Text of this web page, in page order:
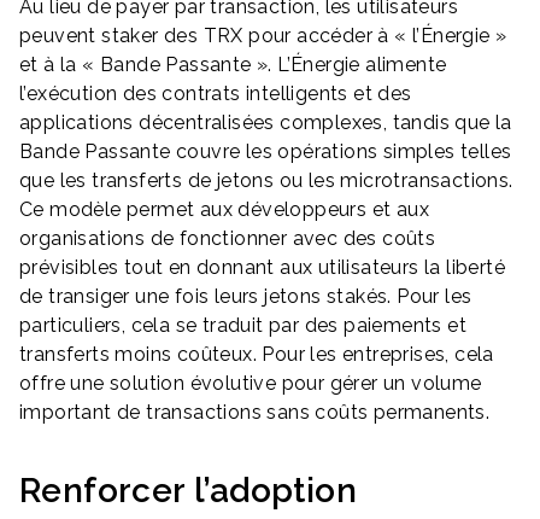
Au lieu de payer par transaction, les utilisateurs
peuvent staker des TRX pour accéder à « l’Énergie »
et à la « Bande Passante ». L’Énergie alimente
l’exécution des contrats intelligents et des
applications décentralisées complexes, tandis que la
Bande Passante couvre les opérations simples telles
que les transferts de jetons ou les microtransactions.
Ce modèle permet aux développeurs et aux
organisations de fonctionner avec des coûts
prévisibles tout en donnant aux utilisateurs la liberté
de transiger une fois leurs jetons stakés. Pour les
particuliers, cela se traduit par des paiements et
transferts moins coûteux. Pour les entreprises, cela
offre une solution évolutive pour gérer un volume
important de transactions sans coûts permanents.
Renforcer l’adoption